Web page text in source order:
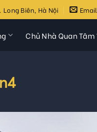
Biên, Hà Nội Email
Chủ Nhà Quan Tâm